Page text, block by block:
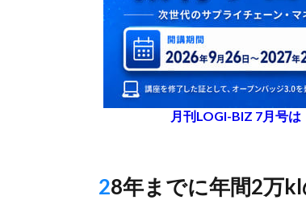
月刊LOGI-BIZ 7月号
28年までに年間2万